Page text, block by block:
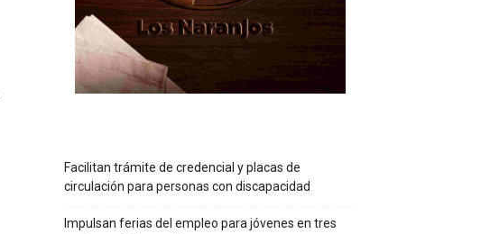
Facilitan trámite de credencial y placas de
circulación para personas con discapacidad
Impulsan ferias del empleo para jóvenes en tres